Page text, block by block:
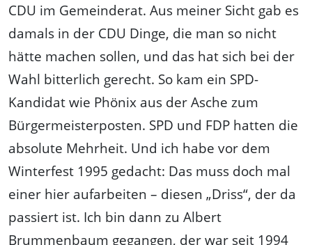
CDU im Gemeinderat. Aus meiner Sicht gab es
damals in der CDU Dinge, die man so nicht
hätte machen sollen, und das hat sich bei der
Wahl bitterlich gerecht. So kam ein SPD-
Kandidat wie Phönix aus der Asche zum
Bürgermeisterposten. SPD und FDP hatten die
absolute Mehrheit. Und ich habe vor dem
Winterfest 1995 gedacht: Das muss doch mal
einer hier aufarbeiten – diesen „Driss“, der da
passiert ist. Ich bin dann zu Albert
Brummenbaum gegangen, der war seit 1994